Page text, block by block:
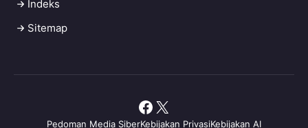
Indeks
Sitemap
Pedoman Media SiberKebijakan PrivasiKebijakan AI
Facebook
X